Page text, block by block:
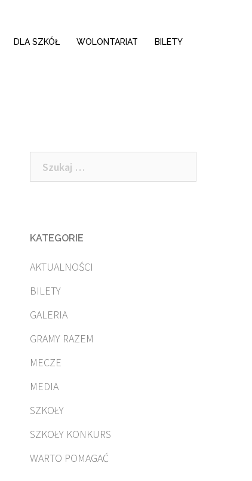
DLA SZKÓŁ WOLONTARIAT BILETY
Szukaj:
KATEGORIE
AKTUALNOŚCI
BILETY
GALERIA
GRAMY RAZEM
MECZE
MEDIA
SZKOŁY
SZKOŁY KONKURS
WARTO POMAGAĆ